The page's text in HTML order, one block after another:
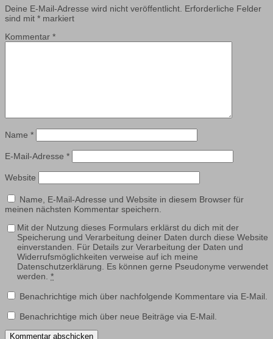
Deine E-Mail-Adresse wird nicht veröffentlicht. Erforderliche Felder
sind mit * markiert
Kommentar *
Name *
E-Mail-Adresse *
Website
Name, E-Mail-Adresse und Website in diesem Browser für
meinen nächsten Kommentar speichern.
Mit der Nutzung dieses Formulars erklärst du dich mit der
Speicherung und Verarbeitung deiner Daten durch diese Website
einverstanden. Für Details zur Verarbeitung der Daten und
Widerrufsmöglichkeiten verweise auf ich meine
Datenschutzerklärung. Es können gerne Pseudonyme verwendet
werden. *
Benachrichtige mich über nachfolgende Kommentare via E-Mail.
Benachrichtige mich über neue Beiträge via E-Mail.